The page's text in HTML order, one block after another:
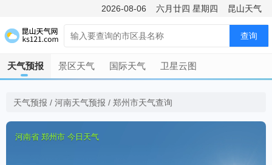
2026-08-06 六月廿四 星期四 昆山天气
查询
天气预报 景区天气 国际天气 卫星云图
天气预报 / 河南天气预报 / 郑州市天气查询
河南省 郑州市 今日天气